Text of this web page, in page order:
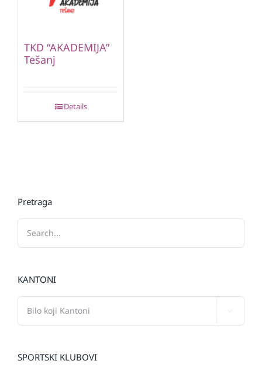
TKD “AKADEMIJA”
Tešanj
Details
Pretraga
KANTONI
SPORTSKI KLUBOVI